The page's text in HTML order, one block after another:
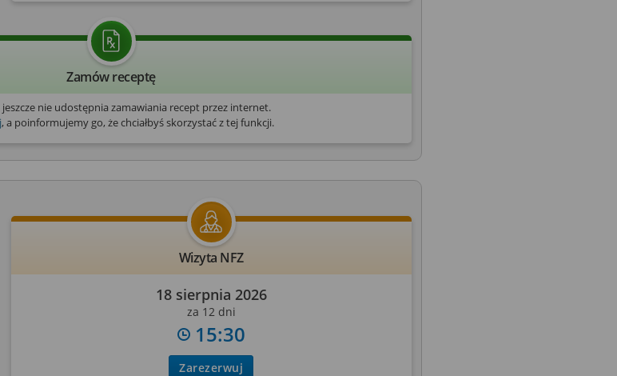
Zamów receptę
jeszcze nie udostępnia zamawiania recept przez internet.
, a poinformujemy go, że chciałbyś skorzystać z tej funkcji.
Wizyta NFZ
18 sierpnia 2026
za 12 dni
15:30
Zarezerwuj